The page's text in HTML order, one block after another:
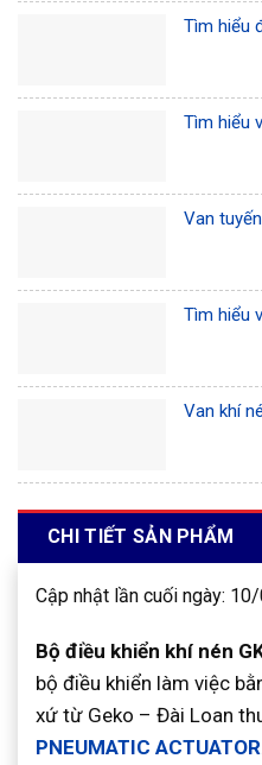
Tìm hiểu
Tìm hiểu
Van
Tìm hiểu
Van khí
CHI TIẾT SẢN PHẨM
Cập nhật lần cuối ngày:
Bộ điều khiển khí nén
bộ điều khiển làm việc
xứ từ Geko – Đài Loan
PNEUMATIC ACTUATOR